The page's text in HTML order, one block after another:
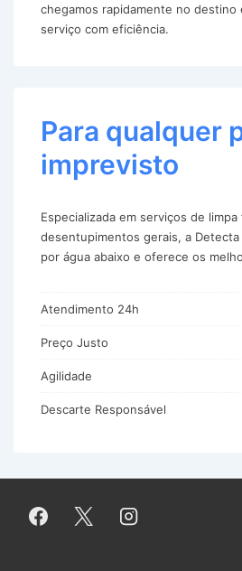
chegamos rapidamente no destino
serviço com eficiência.
Para qualquer
imprevisto
Especializada em serviços de limpa
desentupimentos gerais, a
por água abaixo e oferece os
Atendimento 24h
Preço Justo
Agilidade
Descarte Responsável